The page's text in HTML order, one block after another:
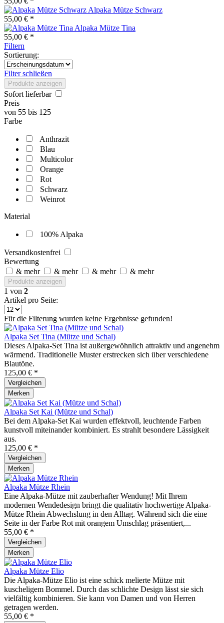
Alpaka Mütze Schwarz
55,00 € *
Alpaka Mütze Tina
55,00 € *
Filtern
Sortierung:
Filter schließen
Produkte anzeigen
Sofort lieferbar
Preis
von 55 bis 125
Farbe
Anthrazit
Blau
Multicolor
Orange
Rot
Schwarz
Weinrot
Material
100% Alpaka
Versandkostenfrei
Bewertung
& mehr
& mehr & mehr & mehr
Produkte anzeigen
1 von 2
Artikel pro Seite:
Für die Filterung wurden keine Ergebnisse gefunden!
Alpaka Set Tina (Mütze und Schal)
Dieses Alpaka-Set Tina ist außergewöhnlich attraktiv und angenehm
wärmend. Traditionelle Muster erstrecken sich über verschiedene
Blautöne.
125,00 € *
Vergleichen
Merken
Alpaka Set Kai (Mütze und Schal)
Bei dem Alpaka-Set Kai wurden effektvoll, leuchtende Farben
kunstvoll miteinander kombiniert. Es strahlt besondere Lässigkeit
aus.
125,00 € *
Vergleichen
Merken
Alpaka Mütze Rhein
Eine Alpaka-Mütze mit zauberhafter Wendung! Mit Ihrem
modernen Wendedesign bringt die qualitativ hochwertige Alpaka-
Mütze Rhein Abwechslung in den Alltag. Während sich die eine
Seite in der Farbe Rot mit orangem Umschlag präsentiert,...
55,00 € *
Vergleichen
Merken
Alpaka Mütze Elio
Die Alpaka-Mütze Elio ist eine schick melierte Mütze mit
kuscheligem Bommel. Durch das schlichte Design lässt sie sich
vielfältig kombinieren. Sie kann von Damen und von Herren
getragen werden.
55,00 € *